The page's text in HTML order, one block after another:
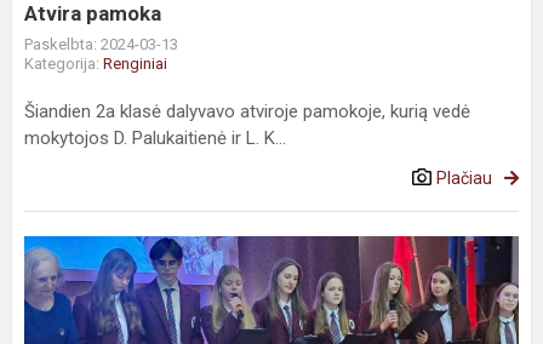
Atvira pamoka
Paskelbta: 2024-03-13
Kategorija: Renginiai
Šiandien 2a klasė dalyvavo atviroje pamokoje, kurią vedė
mokytojos D. Palukaitienė ir L. K...
Plačiau